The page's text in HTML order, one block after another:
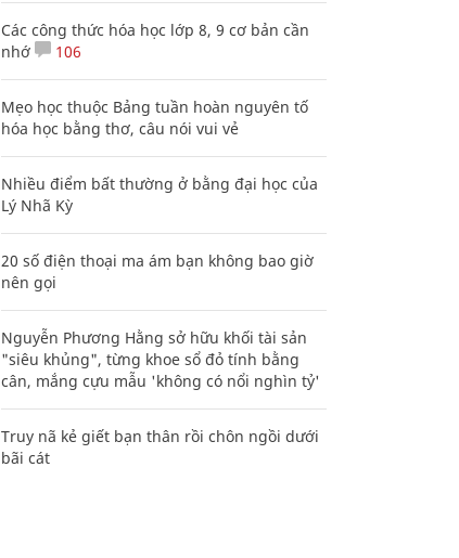
Các công thức hóa học lớp 8, 9 cơ bản cần
nhớ
106
Mẹo học thuộc Bảng tuần hoàn nguyên tố
hóa học bằng thơ, câu nói vui vẻ
Nhiều điểm bất thường ở bằng đại học của
Lý Nhã Kỳ
20 số điện thoại ma ám bạn không bao giờ
nên gọi
Nguyễn Phương Hằng sở hữu khối tài sản
"siêu khủng", từng khoe sổ đỏ tính bằng
cân, mắng cựu mẫu 'không có nổi nghìn tỷ'
Truy nã kẻ giết bạn thân rồi chôn ngồi dưới
bãi cát